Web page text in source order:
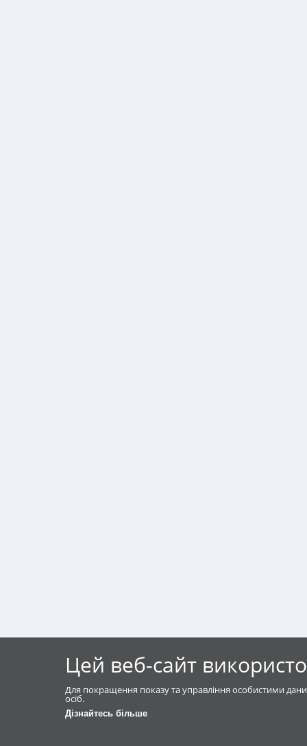
Цей веб-сайт
Для покращення показу та управління особистими
осіб.
Дізнайтесь більше